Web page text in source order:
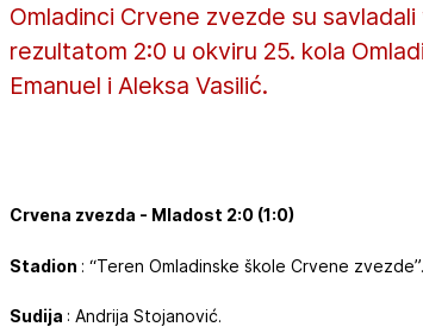
Omladinci Crvene zvezde su
rezultatom 2:0 u okviru 25. kola
Emanuel i Aleksa Vasilić.
Crvena zvezda - Mladost 2:0 (1:0)
Stadion : “Teren Omladinske škole Crvene zvezde”.
Sudija : Andrija Stojanović.